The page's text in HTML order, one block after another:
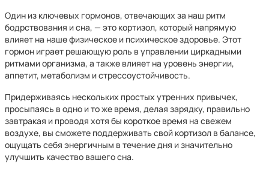
Один из ключевых гормонов, отвечающих за наш ритм
бодрствования и сна, — это кортизол, который напрямую
влияет на наше физическое и психическое здоровье. Этот
гормон играет решающую роль в управлении циркадными
ритмами организма, а также влияет на уровень энергии,
аппетит, метаболизм и стрессоустойчивость.
Придерживаясь нескольких простых утренних привычек,
просыпаясь в одно и то же время, делая зарядку, правильно
завтракая и проводя хотя бы короткое время на свежем
воздухе, вы сможете поддерживать свой кортизол в балансе,
ощущать себя энергичным в течение дня и значительно
улучшить качество вашего сна.